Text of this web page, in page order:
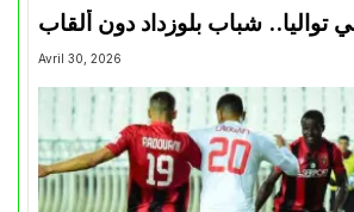
تواليا.. شباب بلوزداد دون ألقاب
Avril 30, 2026